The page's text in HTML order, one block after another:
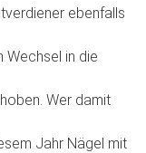
ebenfalls
Wechsel in die
Wer damit
Jahr Nägel mit